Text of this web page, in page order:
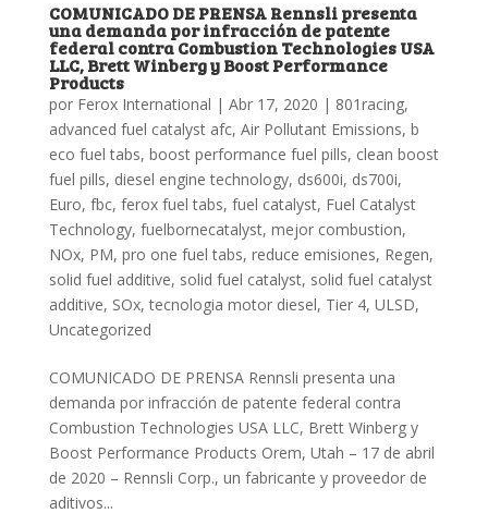
COMUNICADO DE PRENSA Rennsli presenta
una demanda por infracción de patente
federal contra Combustion Technologies USA
LLC, Brett Winberg y Boost Performance
Products
por Ferox International | Abr 17, 2020 | 801racing,
advanced fuel catalyst afc, Air Pollutant Emissions, b
eco fuel tabs, boost performance fuel pills, clean boost
fuel pills, diesel engine technology, ds600i, ds700i,
Euro, fbc, ferox fuel tabs, fuel catalyst, Fuel Catalyst
Technology, fuelbornecatalyst, mejor combustion,
NOx, PM, pro one fuel tabs, reduce emisiones, Regen,
solid fuel additive, solid fuel catalyst, solid fuel catalyst
additive, SOx,tecnologia motor diesel, Tier 4, ULSD,
Uncategorized
COMUNICADO DE PRENSA Rennsli presenta una
demanda por infracción de patente federal contra
Combustion Technologies USA LLC, Brett Winberg y
Boost Performance Products Orem, Utah – 17 de abril
de 2020 – Rennsli Corp., un fabricante y proveedor de
aditivos...